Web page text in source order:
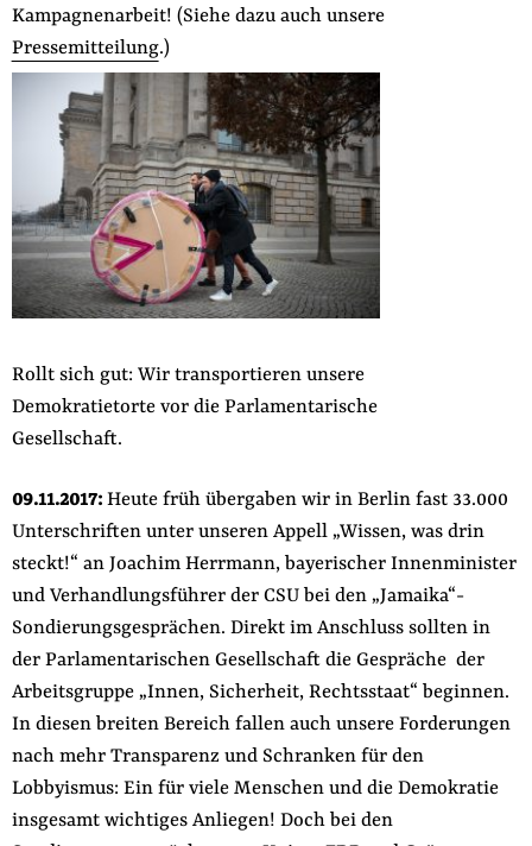
Kampagnenarbeit! (Siehe dazu auch unsere
Pressemitteilung.)
Rollt sich gut: Wir transportieren unsere
Demokratietorte vor die Parlamentarische
Gesellschaft.
09.11.2017:Heute früh übergaben wir in Berlin fast 33.000
Unterschriften unter unseren Appell „Wissen, was drin
steckt!“ an Joachim Herrmann, bayerischer Innenminister
und Verhandlungsführer der CSU bei den „Jamaika“-
Sondierungsgesprächen. Direkt im Anschluss sollten in
der Parlamentarischen Gesellschaft die Gespräche der
Arbeitsgruppe „Innen, Sicherheit, Rechtsstaat“ beginnen.
In diesen breiten Bereich fallen auch unsere Forderungen
nach mehr Transparenz und Schranken für den
Lobbyismus: Ein für viele Menschen und die Demokratie
insgesamt wichtiges Anliegen! Doch bei den